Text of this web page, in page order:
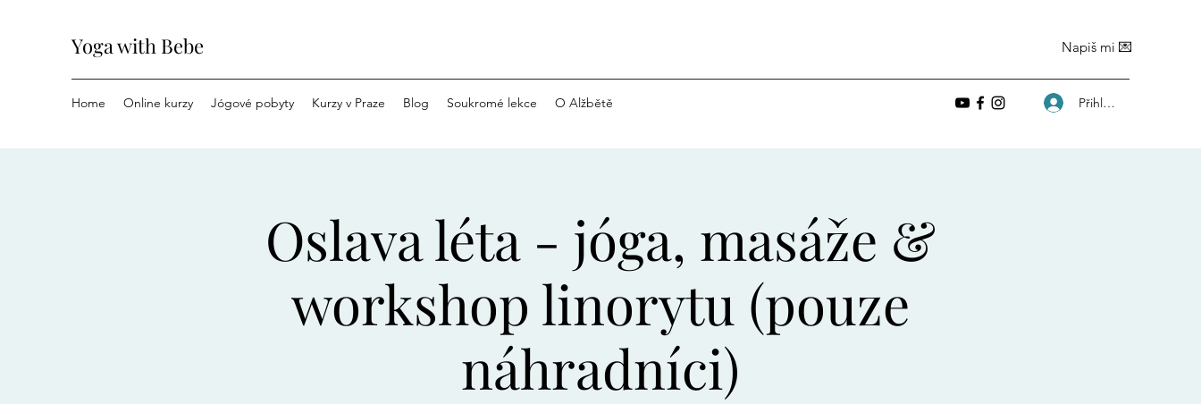
Yoga with Bebe Napiš mi 💌
Home Online kurzy Jógové pobyty Kurzy v Praze Blog Soukromé lekce O Alžbětě Přihlásit se
Oslava léta - jóga, masáže &
workshop linorytu (pouze
náhradníci)